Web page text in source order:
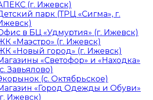
(г. Ижевск)
парк (ТРЦ «Сигма», г.
в БЦ «Удмуртия» (г. Ижевск)
«Маэстро» (г. Ижевск)
«Новый город» (г. Ижевск)
«Светофор» и «Находка»
Завьялово)
(с. Октябрьское)
«Город Одежды и Обуви»
Ижевск)